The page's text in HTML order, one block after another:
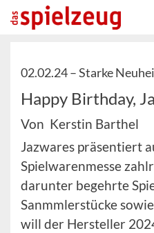
02.02.24 –Starke
Happy Birthday,
Von Kerstin Barthel
Jazwares präsentiert
Spielwarenmesse
darunter begehrte
Sanmmlerstücke
will der Hersteller